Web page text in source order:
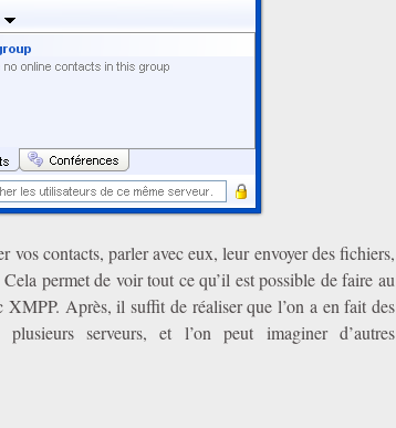
vos contacts, parler avec eux, leur envoyer des fichiers,
permet de voir tout ce qu’il est possible de faire au
XMPP. Après, il suffit de réaliser que l’on a en fait des
plusieurs serveurs, et l’on peut imaginer d’autres